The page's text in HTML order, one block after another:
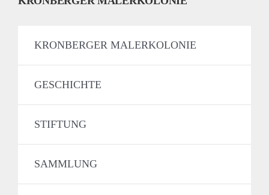
KRONBERGER MALERKOLONIE
GESCHICHTE
STIFTUNG
SAMMLUNG